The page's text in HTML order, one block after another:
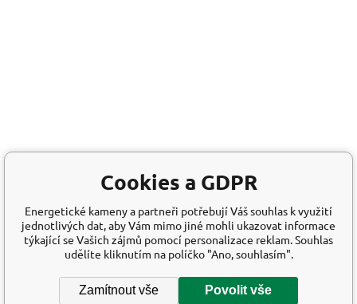
Cookies a GDPR
Energetické kameny a partneři potřebují Váš souhlas k využití
jednotlivých dat, aby Vám mimo jiné mohli ukazovat informace
týkající se Vašich zájmů pomocí personalizace reklam. Souhlas
udělíte kliknutím na políčko "Ano, souhlasím".
Zamítnout vše Povolit vše